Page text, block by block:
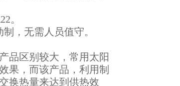
。
，无需人员值守。
品区别较大，常用太阳
果，而该产品，利用制
换热量来达到供热效